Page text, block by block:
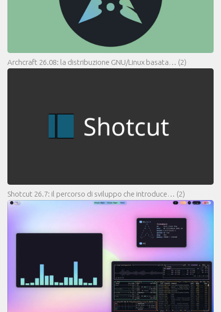
Archcraft 26.08: la distribuzione GNU/Linux basata… (2)
Shotcut 26.7: il percorso di sviluppo che introduce… (2)